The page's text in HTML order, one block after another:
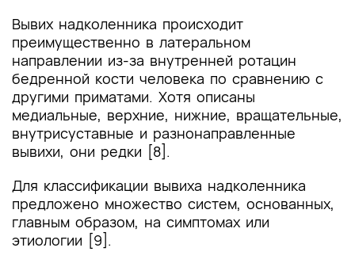
Вывих надколенника происходит
преимущественно в латеральном
направлении из-за внутренней ротацин
бедренной кости человека по сравнению с
другими приматами. Хотя описаны
медиальные, верхние, нижние, вращательные,
внутрисуставные и разнонаправленные
вывихи, они редки [8].
Для классификации вывиха надколенника
предложено множество систем, основанных,
главным образом, на симптомах или
этиологии [9].